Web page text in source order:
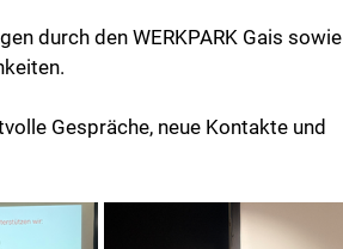
durch den WERKPARK Gais sowie
Gespräche, neue Kontakte und